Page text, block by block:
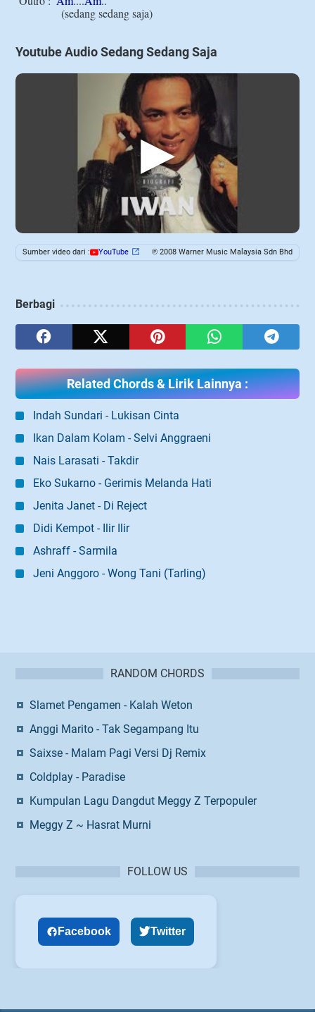
Youtube Audio Sedang Sedang Saja
▶
Sumber video dari : YouTube ℗ 2008 Warner Music Malaysia Sdn Bhd
Berbagi
Related Chords & Lirik Lainnya :
Indah Sundari - Lukisan Cinta
Ikan Dalam Kolam - Selvi Anggraeni
Nais Larasati - Takdir
Eko Sukarno - Gerimis Melanda Hati
Jenita Janet - Di Reject
Didi Kempot - Ilir Ilir
Ashraff - Sarmila
Jeni Anggoro - Wong Tani (Tarling)
RANDOM CHORDS
Slamet Pengamen - Kalah Weton
Anggi Marito - Tak Segampang Itu
Saixse - Malam Pagi Versi Dj Remix
Coldplay - Paradise
Kumpulan Lagu Dangdut Meggy Z Terpopuler
Meggy Z ~ Hasrat Murni
FOLLOW US
Facebook Twitter